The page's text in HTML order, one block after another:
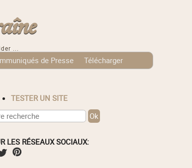
...
de Presse
Télécharger
TESTER UN SITE
LES RÉSEAUX SOCIAUX: